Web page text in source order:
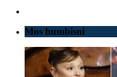
Mos humbisni